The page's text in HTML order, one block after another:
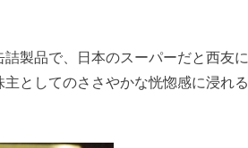
製品で、日本のスーパーだと西友
としてのささやかな恍惚感に浸れ